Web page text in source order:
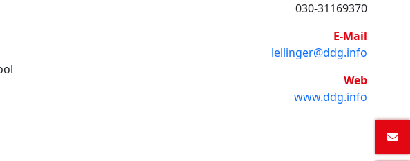
030-31169370
E-Mail
lellinger@ddg.info
Web
www.ddg.info